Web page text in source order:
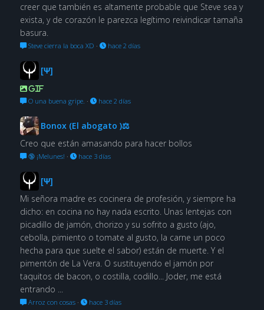
creer que también es altamente probable que Steve sea y
exista, y de corazón le parezca legítimo reivindicar tamaña
basura.
Steve cierra la boca XD · hace 2 días
[Ψ]
GIF
O una buena gripe. · hace 2 días
Bonox (El abogato )⚖
Creo que están amasando para hacer bollos
🔞 ¡Melunes! · hace 3 días
[Ψ]
Mi señora madre es cocinera de profesión, y siempre ha
dicho: en cocina no hay nada escrito. Unas lentejas con
picadillo de jamón, chorizo y su sofrito a gusto (ajo,
cebolla, pimiento o tomate al gusto, la carne un poco
hecha para que suelte el sabor) están de muerte. Y el
pimentón de La Vera. O sustituyendo el jamón por
taquitos de bacon, o costilla, codillo... Joder, me está
entrando ...
Arroz con cosas· hace 3 días